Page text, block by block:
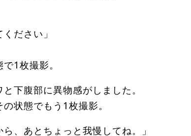
ださい」
1枚撮影。
下腹部に異物感がしました。
状態でもう1枚撮影。
、あとちょっと我慢してね。」